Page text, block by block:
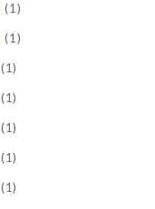
(1)
(1)
(1)
(1)
(1)
(1)
(1)